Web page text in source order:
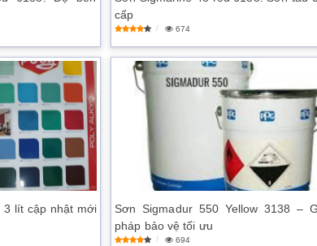
cấp
674
3 lít cập nhật mới
Sơn Sigmadur 550 Yellow 3138 –
pháp bảo vệ tối ưu
694